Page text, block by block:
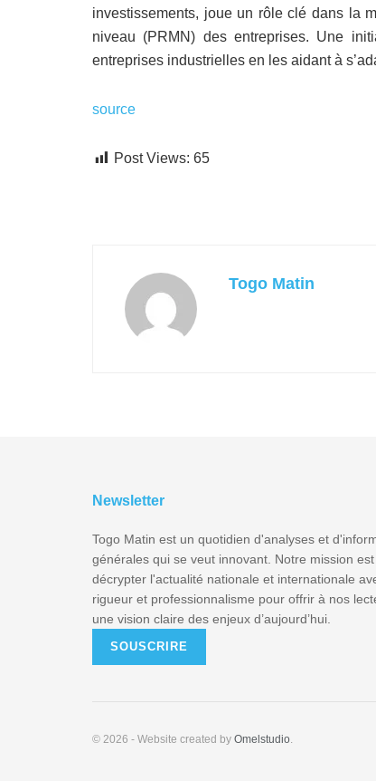
investissements, joue un rôle clé dans la
niveau (PRMN) des entreprises. Une
entreprises industrielles en les aidant à
source
Post Views: 65
Togo Matin
Newsletter
Togo Matin est un quotidien d'analyses et
générales qui se veut innovant. Notre mission est
décrypter l'actualité nationale et internationale
rigueur et professionnalisme pour offrir à nos
une vision claire des enjeux d’aujourd’hui.
SOUSCRIRE
© 2026 - Website created by Omelstudio